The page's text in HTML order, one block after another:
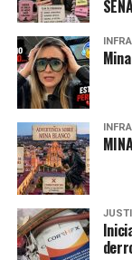
dependen de
Cortés. Su
eso significa
los que dice